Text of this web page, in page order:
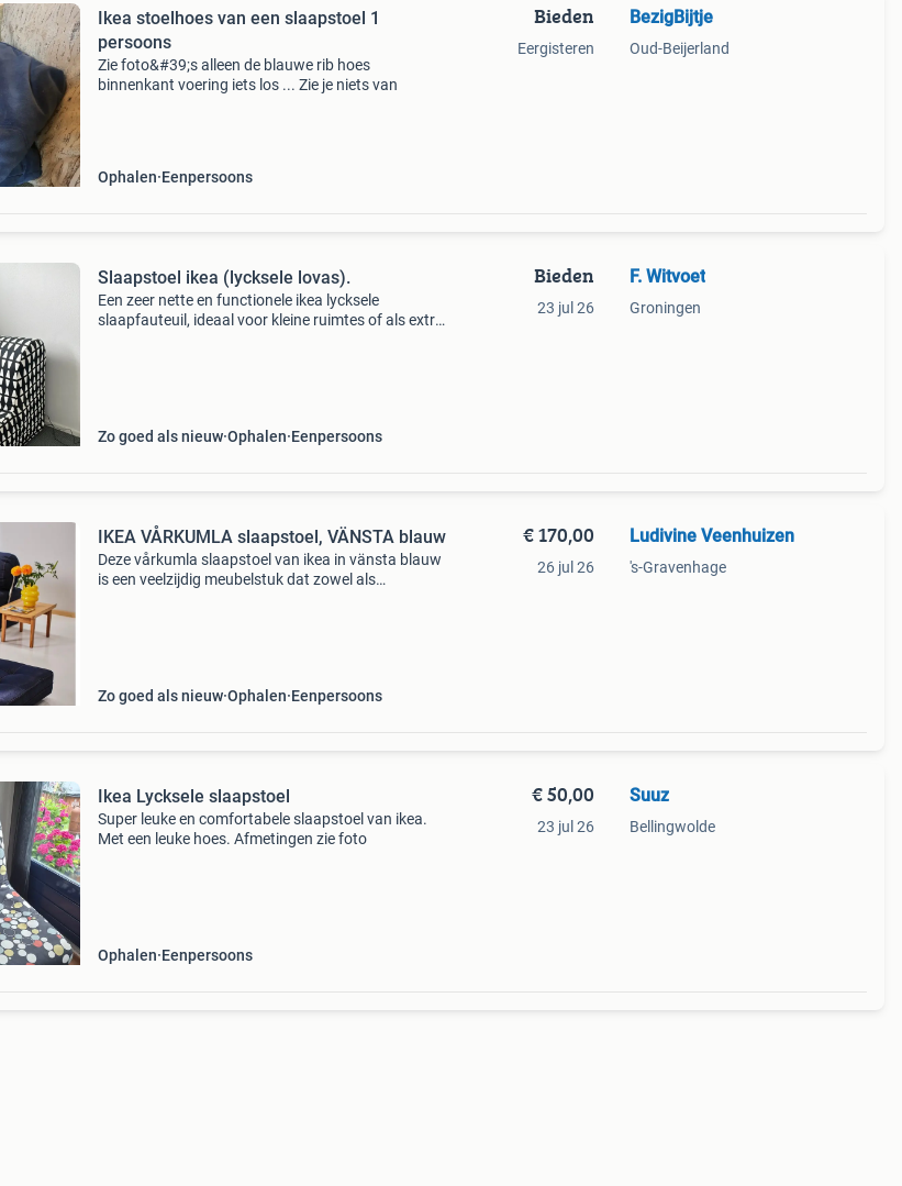
Ikea stoelhoes van een slaapstoel 1
persoons
Zie foto&#39;s alleen de blauwe rib hoes
binnenkant voering iets los ... Zie je niets van
Ophalen Eenpersoons
Bieden
Eergisteren
BezigBijtje
Oud-Beijerland
Slaapstoel ikea (lycksele lovas).
Een zeer nette en functionele ikea lycksele
slaapfauteuil, ideaal voor kleine ruimtes of als extra
Zo goed als nieuw Ophalen Eenpersoons
Bieden
23 jul 26
F. Witvoet
Groningen
IKEA VÅRKUMLA slaapstoel, VÄNSTA blauw
Deze vårkumla slaapstoel van ikea in vänsta blauw
is een veelzijdig meubelstuk dat zowel als
Zo goed als nieuw Ophalen Eenpersoons
€ 170,00
26 jul 26
Ludivine Veenhuizen
's-Gravenhage
Ikea Lycksele slaapstoel
Super leuke en comfortabele slaapstoel van ikea.
Met een leuke hoes. Afmetingen zie foto
Ophalen Eenpersoons
€ 50,00
23 jul 26
Suuz
Bellingwolde